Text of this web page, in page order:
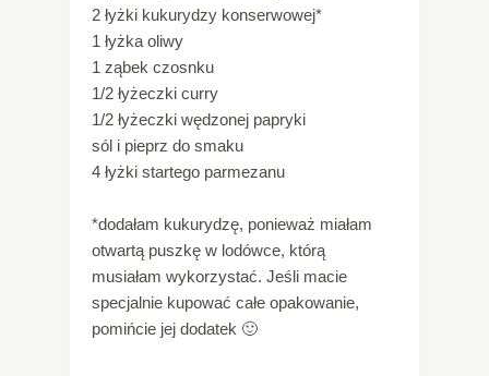
2 łyżki kukurydzy konserwowej*
1 łyżka oliwy
1 ząbek czosnku
1/2 łyżeczki curry
1/2 łyżeczki wędzonej papryki
sól i pieprz do smaku
4 łyżki startego parmezanu
*dodałam kukurydzę, ponieważ miałam
otwartą puszkę w lodówce, którą
musiałam wykorzystać. Jeśli macie
specjalnie kupować całe opakowanie,
pomińcie jej dodatek 🙂